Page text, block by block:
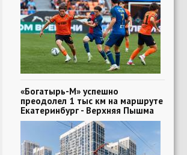
«Богатырь-М» успешно
преодолел 1 тыс км на маршруте
Екатеринбург - Верхняя Пышма